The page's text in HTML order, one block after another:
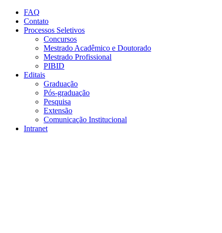
Conteúdo principal
FAQ
Contato
Processos Seletivos
Concursos
Mestrado Acadêmico e Doutorado
Mestrado Profissional
PIBID
Editais
Graduação
Pós-graduação
Pesquisa
Extensão
Comunicação Institucional
Intranet